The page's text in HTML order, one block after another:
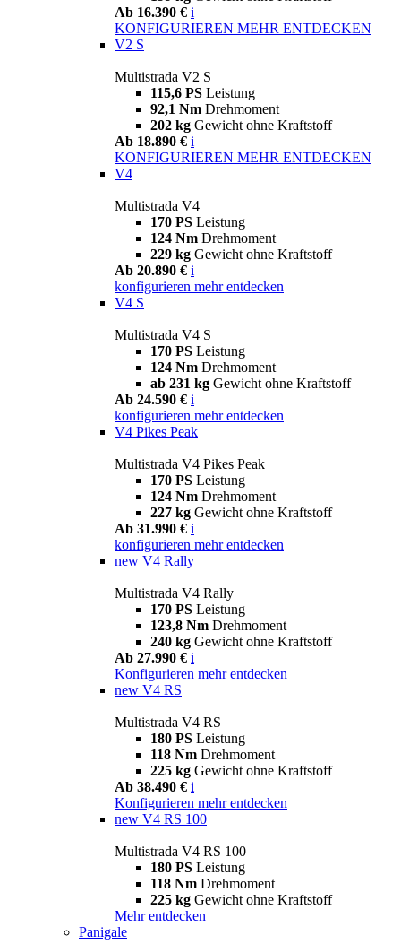
Ab 16.390 € i
KONFIGURIEREN MEHR ENTDECKEN
V2 S
Multistrada V2 S
115,6 PS Leistung
92,1 Nm Drehmoment
202 kg Gewicht ohne Kraftstoff
Ab 18.890 € i
KONFIGURIEREN MEHR ENTDECKEN
V4
Multistrada V4
170 PS Leistung
124 Nm Drehmoment
229 kg Gewicht ohne Kraftstoff
Ab 20.890 € i
konfigurieren mehr entdecken
V4 S
Multistrada V4 S
170 PS Leistung
124 Nm Drehmoment
ab 231 kg Gewicht ohne Kraftstoff
Ab 24.590 € i
konfigurieren mehr entdecken
V4 Pikes Peak
Multistrada V4 Pikes Peak
170 PS Leistung
124 Nm Drehmoment
227 kg Gewicht ohne Kraftstoff
Ab 31.990 € i
konfigurieren mehr entdecken
new V4 Rally
Multistrada V4 Rally
170 PS Leistung
123,8 Nm Drehmoment
240 kg Gewicht ohne Kraftstoff
Ab 27.990 € i
Konfigurieren mehr entdecken
new V4 RS
Multistrada V4 RS
180 PS Leistung
118 Nm Drehmoment
225 kg Gewicht ohne Kraftstoff
Ab 38.490 € i
Konfigurieren mehr entdecken
new V4 RS 100
Multistrada V4 RS 100
180 PS Leistung
118 Nm Drehmoment
225 kg Gewicht ohne Kraftstoff
Mehr entdecken
Panigale